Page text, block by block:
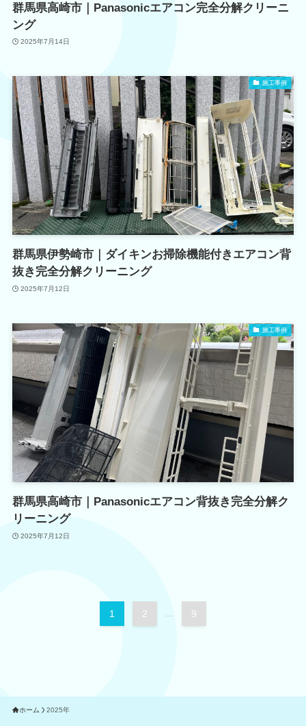
群馬県高崎市｜Panasonicエアコン完全分解クリーニ
ング
2025年7月14日
施工事例
群馬県伊勢崎市｜ダイキンお掃除機能付きエアコン背
抜き完全分解クリーニング
2025年7月12日
施工事例
群馬県高崎市｜Panasonicエアコン背抜き完全分解ク
リーニング
2025年7月12日
1 2 ... 9
ホーム 2025年